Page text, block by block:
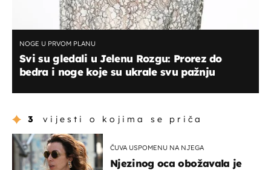
NOGE U PRVOM PLANU
Svi su gledali u Jelenu Rozgu: Prorez do
bedra i noge koje su ukrale svu pažnju
3 vijesti o kojima se priča
ČUVA USPOMENU NA NJEGA
Njezinog oca obožavala je